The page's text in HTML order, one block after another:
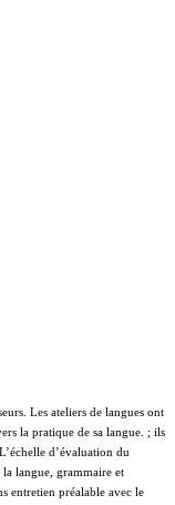
Les ateliers de langues ont
la pratique de sa langue. ; ils
d’évaluation du
langue, grammaire et
entretien préalable avec le